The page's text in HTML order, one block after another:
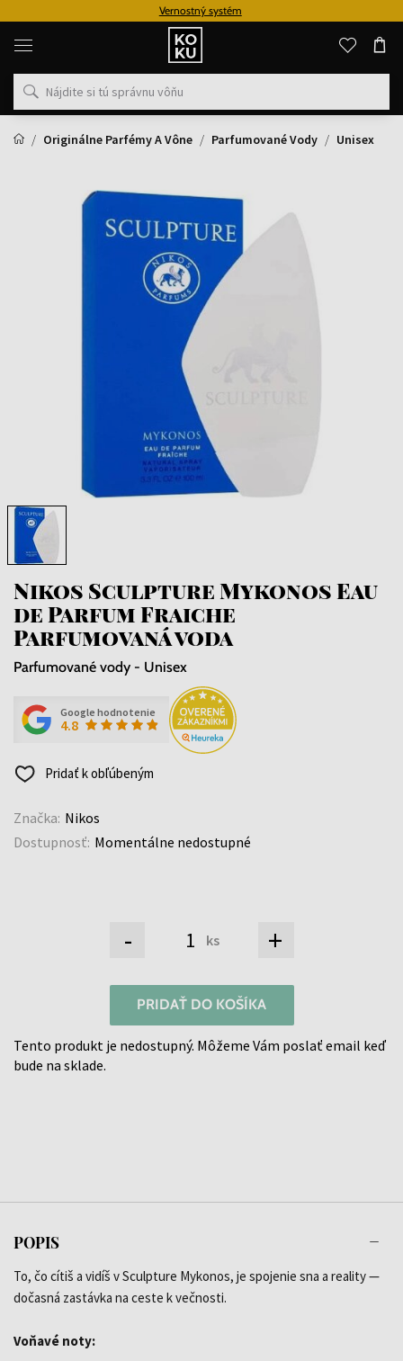
Vernostný systém
Originálne
parfémy
hodinky
na
mieste
Originálne Parfémy A Vône
Parfumované Vody Unisex
Nikos Sculpture Mykonos Eau
de Parfum Fraiche
Parfumovaná voda
Parfumované vody - Unisex
Google hodnotenie
4.8
Pridať k obľúbeným
Značka: Nikos
Dostupnosť: Momentálne nedostupné
- ks +
PRIDAŤ DO KOŠÍKA
Tento produkt je nedostupný. Môžeme Vám poslať email keď
bude na sklade.
POPIS
To, čo cítiš a vidíš v Sculpture Mykonos, je spojenie sna a reality —
dočasná zastávka na ceste k večnosti.
Voňavé noty: